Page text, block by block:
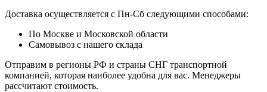
Доставка осуществляется с Пн-Сб следующими способами:
По Москве и Московской области
Самовывоз с нашего склада
Отправим в регионы РФ и страны СНГ транспортной
компанией, которая наиболее удобна для вас. Менеджеры
рассчитают стоимость.